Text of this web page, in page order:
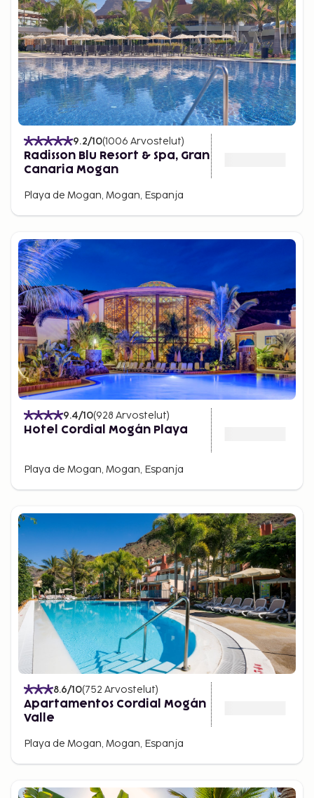
9.2/10(1006 Arvostelut)
Radisson Blu Resort & Spa, Gran
Canaria Mogan
Playa de Mogan, Mogan, Espanja
9.4/10(928 Arvostelut)
Hotel Cordial Mogán Playa
Playa de Mogan, Mogan, Espanja
8.6/10(752 Arvostelut)
Apartamentos Cordial Mogán
Valle
Playa de Mogan, Mogan, Espanja